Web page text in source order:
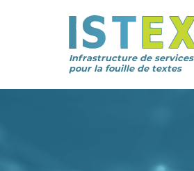
Infrastructure de services
pour la fouille de textes